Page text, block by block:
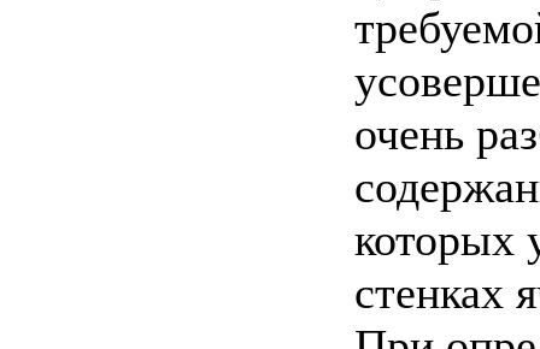
очень
которых
стенках